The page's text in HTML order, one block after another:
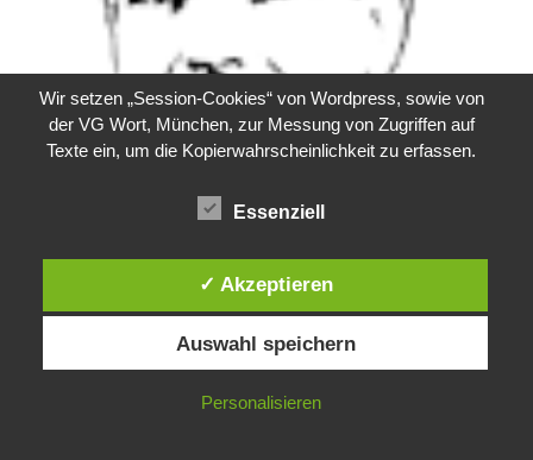
Wir setzen „Session-Cookies“ von Wordpress, sowie von
der VG Wort, München, zur Messung von Zugriffen auf
Texte ein, um die Kopierwahrscheinlichkeit zu erfassen.
Essenziell
✓ Akzeptieren
Auswahl speichern
Personalisieren